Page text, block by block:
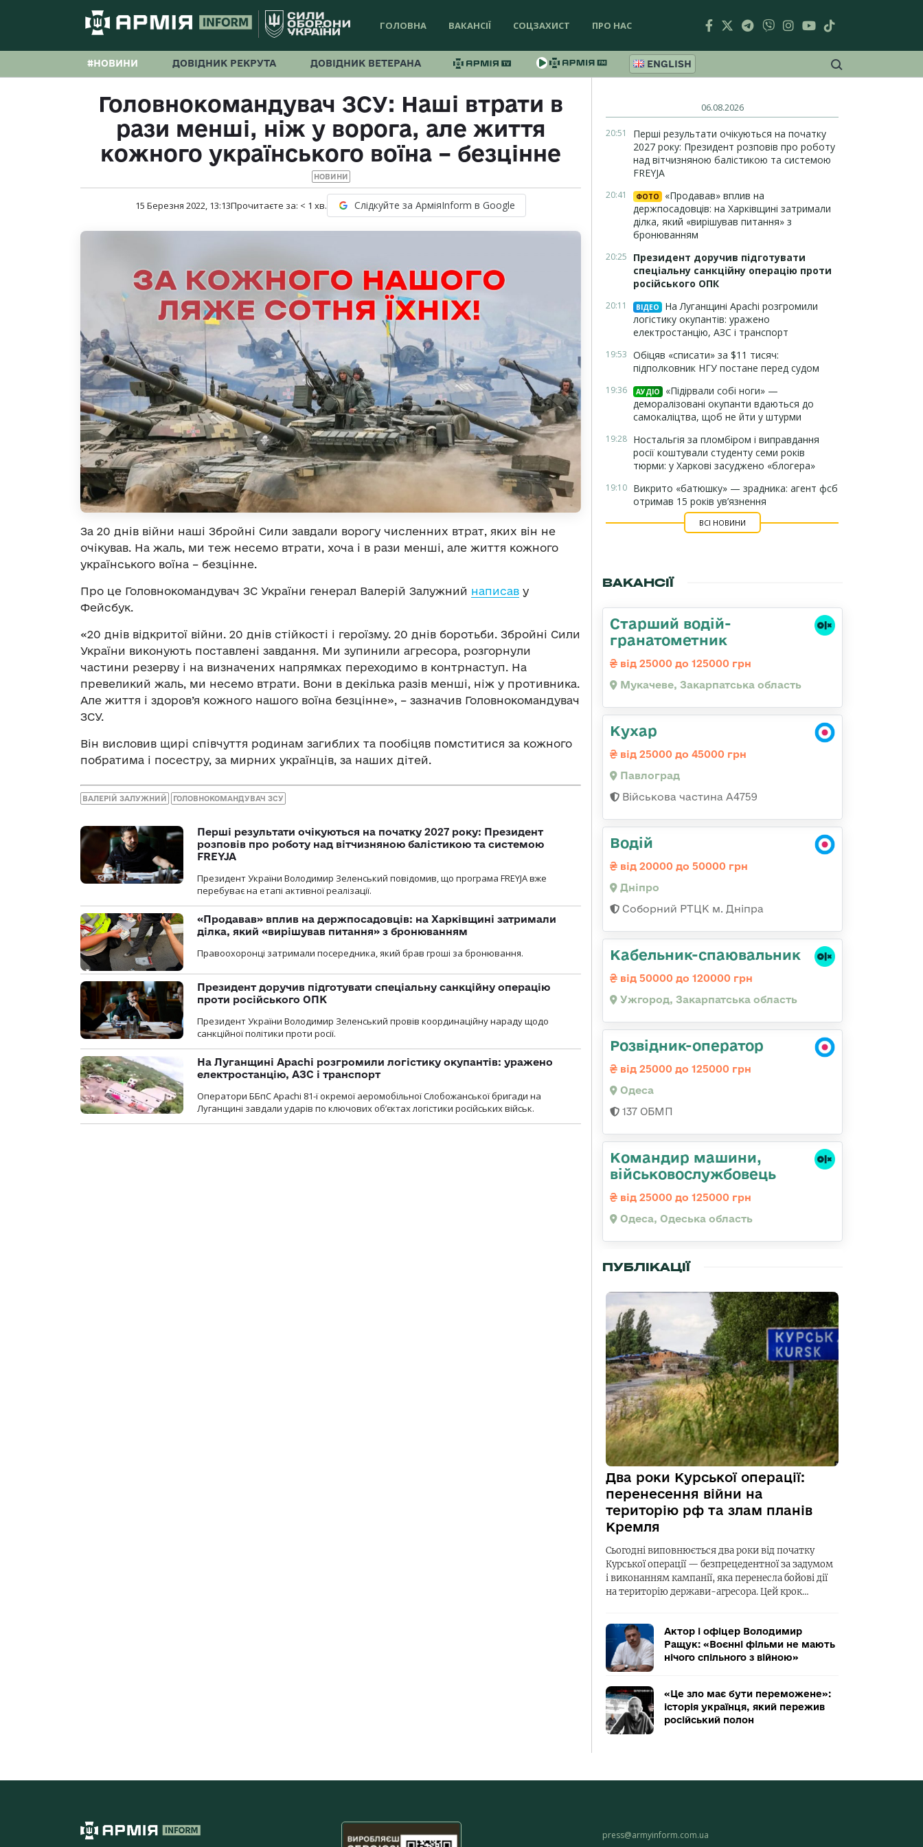
ГОЛОВНА ВАКАНСІЇ СОЦЗАХИСТ ПРО НАС
#НОВИНИ ДОВІДНИК РЕКРУТА ДОВІДНИК ВЕТЕРАНА ENGLISH
Головнокомандувач ЗСУ: Наші втрати в
рази менші, ніж у ворога, але життя
кожного українського воїна – безцінне
НОВИНИ
15 Березня 2022, 13:13Прочитаєте за: < 1 хв. Слідкуйте за АрміяInform в Google
За 20 днів війни наші Збройні Сили завдали ворогу численних втрат, яких він не
очікував. На жаль, ми теж несемо втрати, хоча і в рази менші, але життя кожного
українського воїна – безцінне.
Про це Головнокомандувач ЗС України генерал Валерій Залужний написав у
Фейсбук.
«20 днів відкритої війни. 20 днів стійкості і героїзму. 20 днів боротьби. Збройні Сили
України виконують поставлені завдання. Ми зупинили агресора, розгорнули
частини резерву і на визначених напрямках переходимо в контрнаступ. На
превеликий жаль, ми несемо втрати. Вони в декілька разів менші, ніж у противника.
Але життя і здоров’я кожного нашого воїна безцінне», – зазначив Головнокомандувач
ЗСУ.
Він висловив щирі співчуття родинам загиблих та пообіцяв помститися за кожного
побратима і посестру, за мирних українців, за наших дітей.
ВАЛЕРІЙ ЗАЛУЖНИЙ ГОЛОВНОКОМАНДУВАЧ ЗСУ
Перші результати очікуються на початку 2027 року: Президент
розповів про роботу над вітчизняною балістикою та системою
FREYJA
Президент України Володимир Зеленський повідомив, що програма FREYJA вже
перебуває на етапі активної реалізації.
«Продавав» вплив на держпосадовців: на Харківщині затримали
ділка, який «вирішував питання» з бронюванням
Правоохоронці затримали посередника, який брав гроші за бронювання.
Президент доручив підготувати спеціальну санкційну операцію
проти російського ОПК
Президент України Володимир Зеленський провів координаційну нараду щодо
санкційної політики проти росії.
На Луганщині Apachi розгромили логістику окупантів: уражено
електростанцію, АЗС і транспорт
Оператори ББпС Apachi 81-ї окремої аеромобільної Слобожанської бригади на
Луганщині завдали ударів по ключових об’єктах логістики російських військ.
06.08.2026
20:51
Перші результати очікуються на початку
2027 року: Президент розповів про роботу
над вітчизняною балістикою та системою
FREYJA
20:41 ФОТО
«Продавав» вплив на
держпосадовців: на Харківщині затримали
ділка, який «вирішував питання» з
бронюванням
20:25
Президент доручив підготувати
спеціальну санкційну операцію проти
російського ОПК
20:11 ВІДЕО
На Луганщині Apachi розгромили
логістику окупантів: уражено
електростанцію, АЗС і транспорт
19:53 Обіцяв «списати» за $11 тисяч:
підполковник НГУ постане перед судом
19:36 АУДІО
«Підірвали собі ноги» —
деморалізовані окупанти вдаються до
самокаліцтва, щоб не йти у штурми
19:28 Ностальгія за пломбіром і виправдання
росії коштували студенту семи років
тюрми: у Харкові засуджено «блогера»
19:10 Викрито «батюшку» — зрадника: агент фсб
отримав 15 років ув’язнення
ВСІ НОВИНИ
ВАКАНСІЇ
Старший водій-
гранатометник
від 25000 до 125000 грн
Мукачеве, Закарпатська область
Кухар
від 25000 до 45000 грн
Павлоград
Військова частина А4759
Водій
від 20000 до 50000 грн
Дніпро
Соборний РТЦК м. Дніпра
Кабельник-спаювальник
від 50000 до 120000 грн
Ужгород, Закарпатська область
Розвідник-оператор
від 25000 до 125000 грн
Одеса
137 ОБМП
Командир машини,
військовослужбовець
від 25000 до 125000 грн
Одеса, Одеська область
ПУБЛІКАЦІЇ
Два роки Курської операції:
перенесення війни на
територію рф та злам планів
Кремля
Сьогодні виповнюється два роки від початку
Курської операції — безпрецедентної за задумом
і виконанням кампанії, яка перенесла бойові дії
на територію держави-агресора. Цей крок…
Актор і офіцер Володимир
Ращук: «Воєнні фільми не мають
нічого спільного з війною»
«Це зло має бути переможене»:
історія українця, який пережив
російський полон
press@armyinform.com.ua